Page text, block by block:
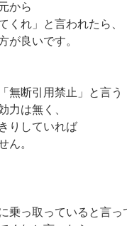
から
くれ」と言われたら、
が良いです。
無断引用禁止」と言う
力は無く、
りしていれば
ん。
乗っ取っていると言っ